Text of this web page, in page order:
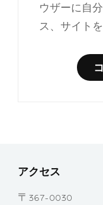
ウザーに自
ス、サイト
アクセス
〒367-0030